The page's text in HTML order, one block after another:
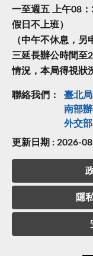
一至週五 上午08
假日不上班）
（中午不休息，
三延長辦公時間至
情況，本局得視狀
聯絡我們： 臺北
南部
外交
更新日期 : 2026-
隱